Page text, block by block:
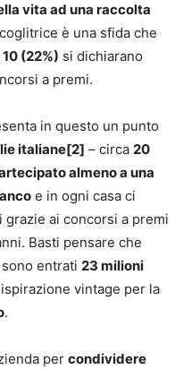
vita ad una raccolta
è una sfida che
(22%) si dichiarano
a premi.
in questo un punto
italiane[2] – circa 20
almeno a una
e in ogni casa ci
ai concorsi a premi
Basti pensare che
entrati 23 milioni
vintage per la
.
per condividere